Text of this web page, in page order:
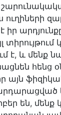
ուղիների
իր
է, և մենք
հենց
այն
են, մենք